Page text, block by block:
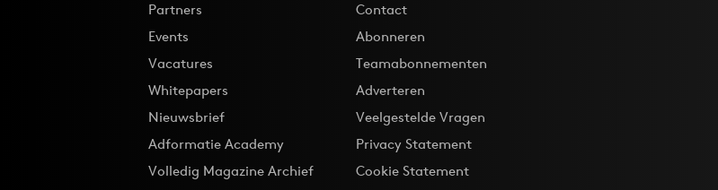
Partners
Events
Vacatures
Whitepapers
Nieuwsbrief
Adformatie Academy
Volledig Magazine Archief
Contact
Abonneren
Teamabonnementen
Adverteren
Veelgestelde Vragen
Privacy Statement
Cookie Statement